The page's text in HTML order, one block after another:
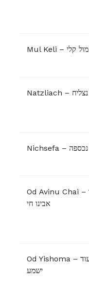
Mul Keli – מול קלי
Natzliach – נצליח
Nichsefa – נכספה
Od Avinu Chai – עוד
אבינו חי
Od Yishoma – עוד
ישמע